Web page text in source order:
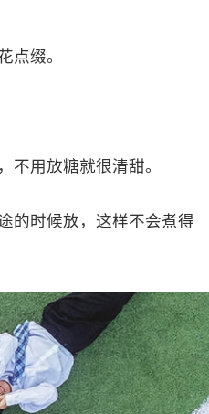
点缀。
不用放糖就很清甜。
的时候放，这样不会煮得